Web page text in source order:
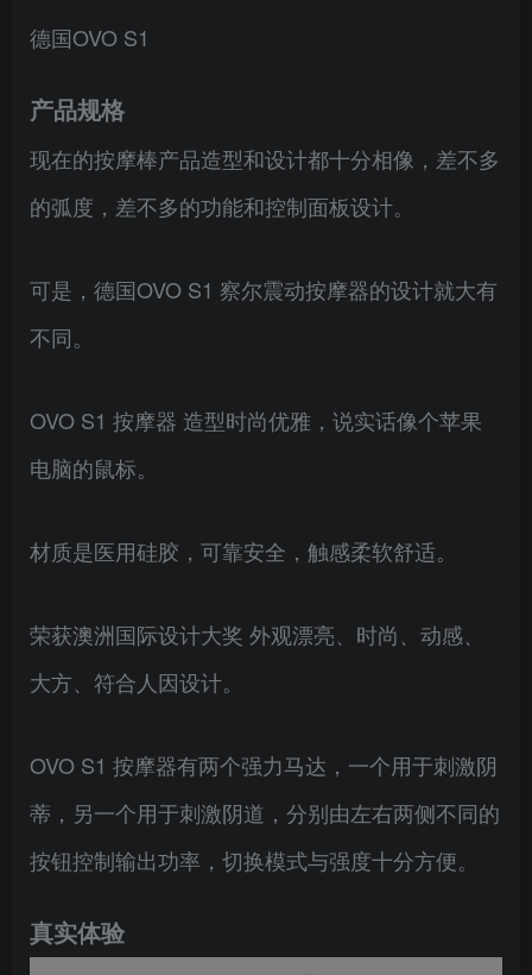
德国OVO S1
产品规格
现在的按摩棒产品造型和设计都十分相像，差不多
的弧度，差不多的功能和控制面板设计。
可是，德国OVO S1 察尔震动按摩器的设计就大有
不同。
OVO S1 按摩器 造型时尚优雅，说实话像个苹果
电脑的鼠标。
材质是医用硅胶，可靠安全，触感柔软舒适。
荣获澳洲国际设计大奖 外观漂亮、时尚、动感、
大方、符合人因设计。
OVO S1 按摩器有两个强力马达，一个用于刺激阴
蒂，另一个用于刺激阴道，分别由左右两侧不同的
按钮控制输出功率，切换模式与强度十分方便。
真实体验